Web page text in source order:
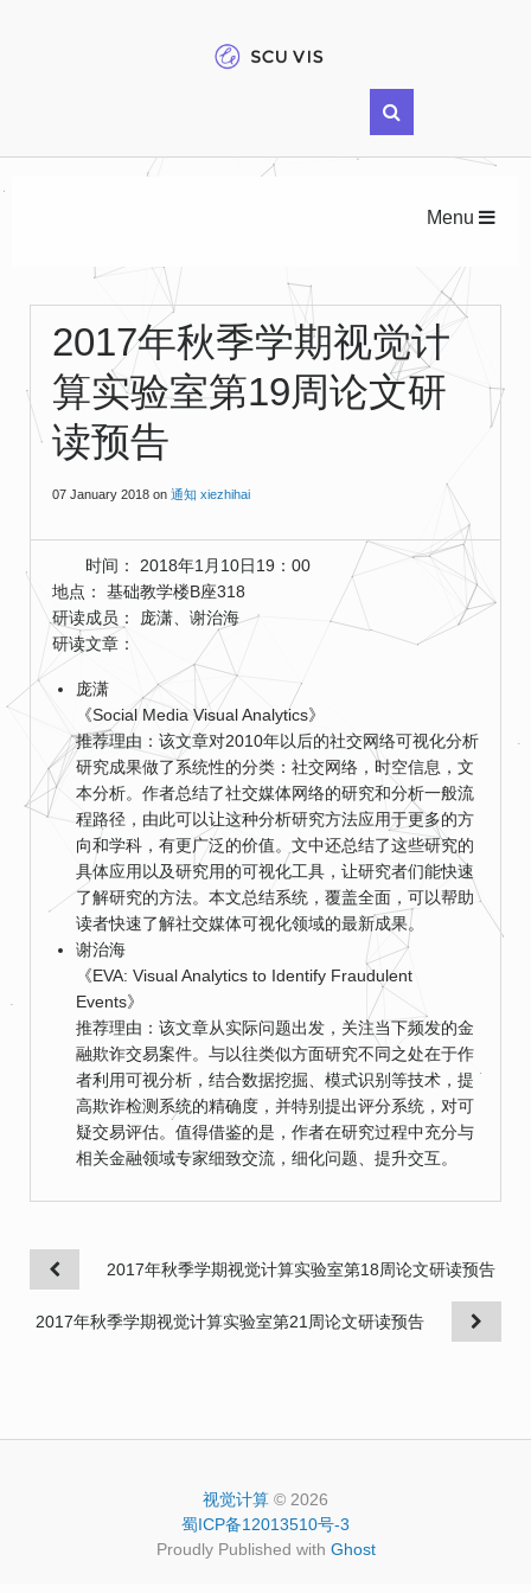
Menu
2017年秋季学期视觉计
算实验室第19周论文研
读预告
07 January 2018 on 通知 xiezhihai
时间： 2018年1月10日19：00
地点： 基础教学楼B座318
研读成员： 庞潇、谢治海
研读文章：
庞潇
《Social Media Visual Analytics》
推荐理由：该文章对2010年以后的社交网络可视化分析
研究成果做了系统性的分类：社交网络，时空信息，文
本分析。作者总结了社交媒体网络的研究和分析一般流
程路径，由此可以让这种分析研究方法应用于更多的方
向和学科，有更广泛的价值。文中还总结了这些研究的
具体应用以及研究用的可视化工具，让研究者们能快速
了解研究的方法。本文总结系统，覆盖全面，可以帮助
读者快速了解社交媒体可视化领域的最新成果。
谢治海
《EVA: Visual Analytics to Identify Fraudulent
Events》
推荐理由：该文章从实际问题出发，关注当下频发的金
融欺诈交易案件。与以往类似方面研究不同之处在于作
者利用可视分析，结合数据挖掘、模式识别等技术，提
高欺诈检测系统的精确度，并特别提出评分系统，对可
疑交易评估。值得借鉴的是，作者在研究过程中充分与
相关金融领域专家细致交流，细化问题、提升交互。
2017年秋季学期视觉计算实验室第18周论文研读预告
2017年秋季学期视觉计算实验室第21周论文研读预告
视觉计算 © 2026
蜀ICP备12013510号-3
Proudly Published with Ghost